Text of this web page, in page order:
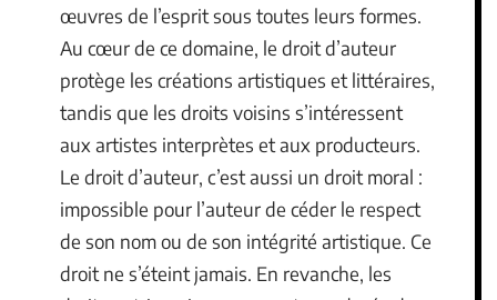
œuvres de l’esprit sous toutes leurs formes.
Au cœur de ce domaine, le droit d’auteur
protège les créations artistiques et littéraires,
tandis que les droits voisins s’intéressent
aux artistes interprètes et aux producteurs.
Le droit d’auteur, c’est aussi un droit moral :
impossible pour l’auteur de céder le respect
de son nom ou de son intégrité artistique. Ce
droit ne s’éteint jamais. En revanche, les